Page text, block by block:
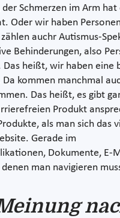
Schmerzen im Arm
Oder wir haben
auchr Autismus-
Behinderungen, also
heißt, wir haben eine
kommen manchmal
Das heißt, es gibt
Produkt
als man sich das
Gerade im
Dokumente, E-
man navigieren